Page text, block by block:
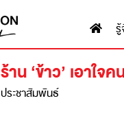
ร้าน ‘ข้าว’ เอาใ
ประชาสัมพันธ์